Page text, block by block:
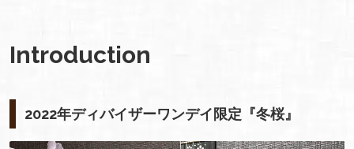
Introduction
2022年ディバイザーワンデイ限定『冬桜』